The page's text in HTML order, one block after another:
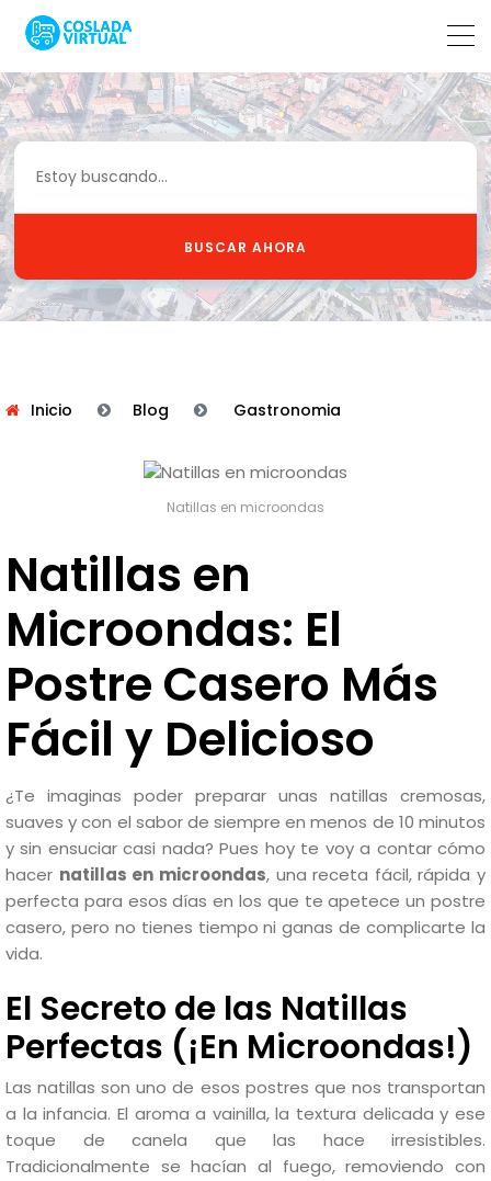
BUSCAR AHORA
Inicio Blog Gastronomia
Natillas en microondas
Natillas en
Microondas: El
Postre Casero Más
Fácil y Delicioso
¿Te imaginas poder preparar unas natillas cremosas,
suaves y con el sabor de siempre en menos de 10 minutos
y sin ensuciar casi nada? Pues hoy te voy a contar cómo
hacer natillas en microondas, una receta fácil, rápida y
perfecta para esos días en los que te apetece un postre
casero, pero no tienes tiempo ni ganas de complicarte la
vida.
El Secreto de las Natillas
Perfectas (¡En Microondas!)
Las natillas son uno de esos postres que nos transportan
a la infancia. El aroma a vainilla, la textura delicada y ese
toque de canela que las hace irresistibles.
Tradicionalmente se hacían al fuego, removiendo con